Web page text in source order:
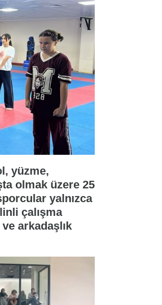
yüzme,
olmak üzere 25
yalnızca
çalışma
ve arkadaşlık